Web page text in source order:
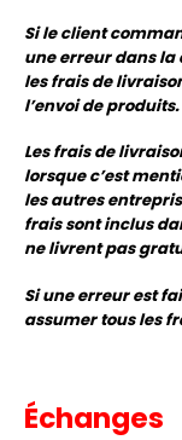
Si le client
une erreur dans la
les frais de
l’envoi de produits.
Les frais de
lorsque c’est
les autres
frais sont inclus
ne livrent pas
Si une erreur est
assumer tous les
Échanges